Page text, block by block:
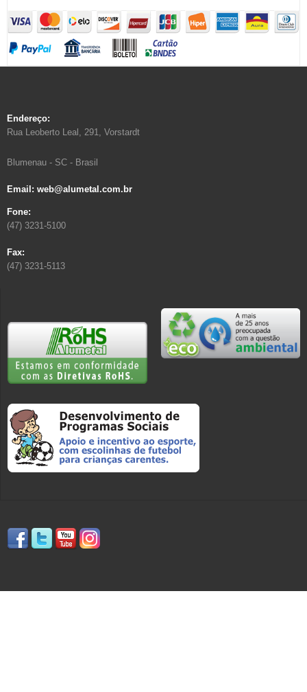
Endereço:
Rua Leoberto Leal, 291, Vorstardt
Blumenau - SC - Brasil
Email: web@alumetal.com.br
Fone:
(47) 3231-5100
Fax:
(47) 3231-5113